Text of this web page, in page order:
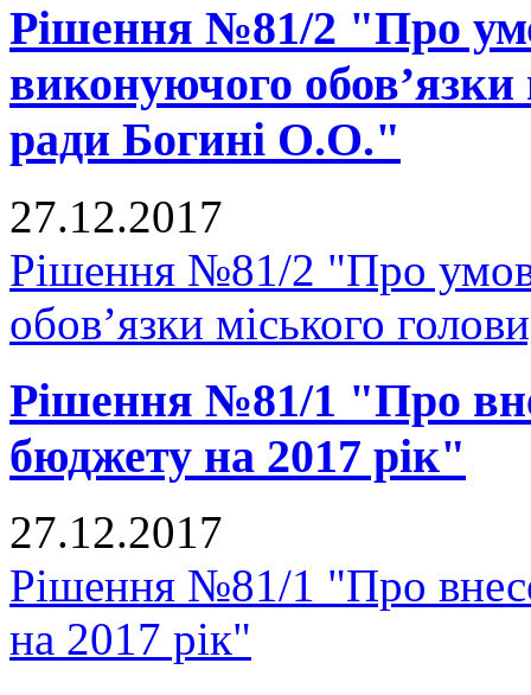
Рішення №81/2 "Про
виконуючого обов’язки
ради Богині О.О."
27.12.2017
Рішення №81/2 "Про
обов’язки міського
Рішення №81/1 "Про
бюджету на 2017 рік"
27.12.2017
Рішення №81/1 "Про
на 2017 рік"